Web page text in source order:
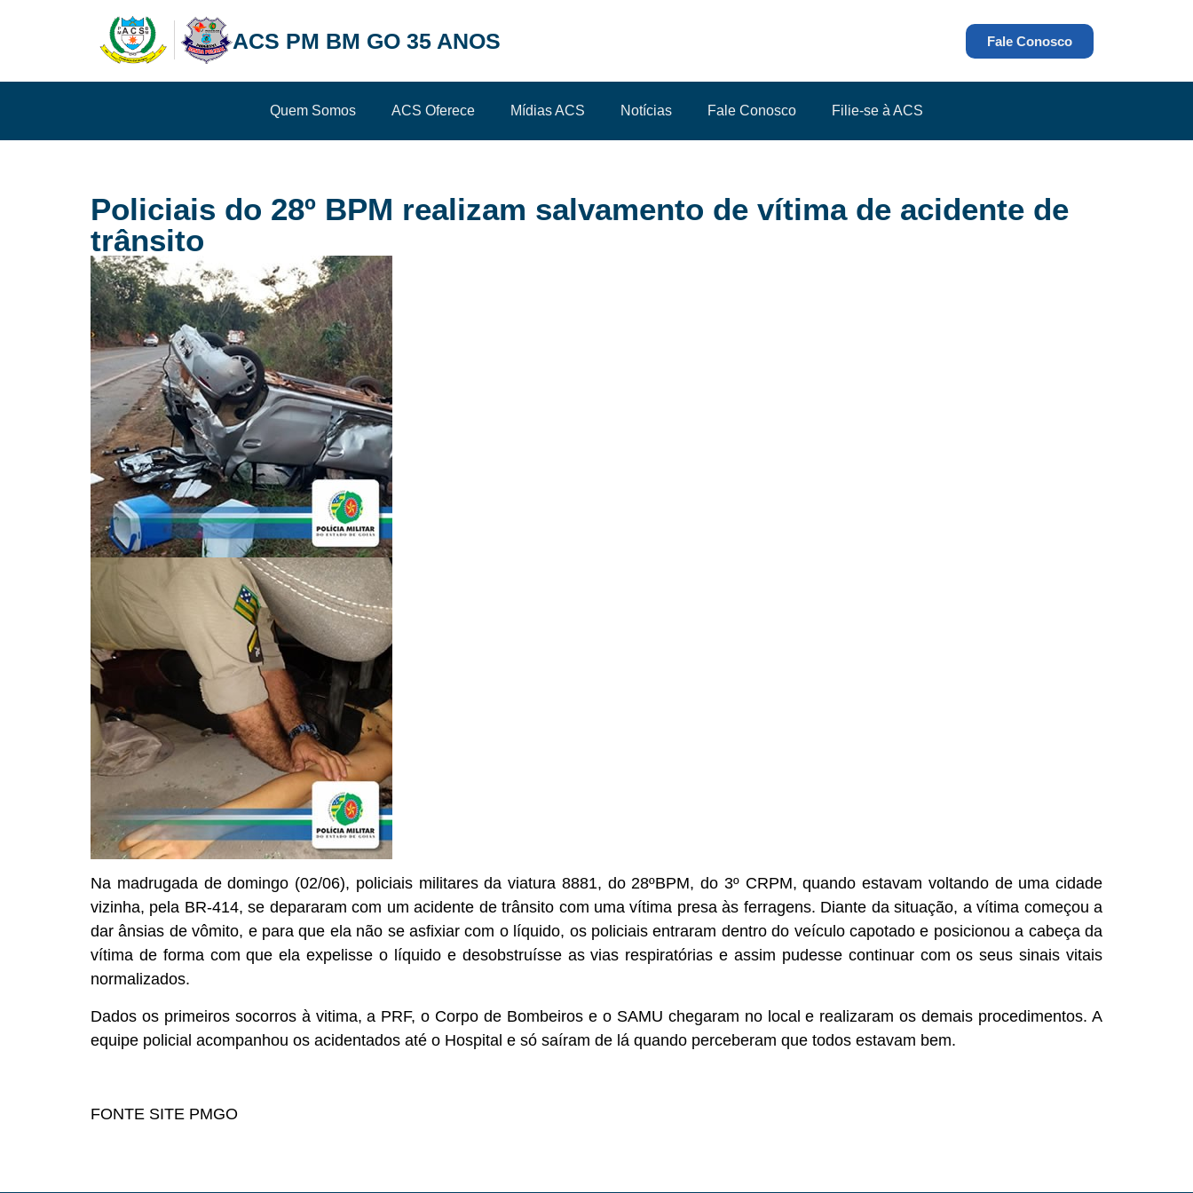
ACS PM BM GO 35 ANOS Fale Conosco
Quem Somos ACS Oferece Mídias ACS Notícias Fale Conosco Filie-se à ACS
Policiais do 28º BPM realizam salvamento de vítima de acidente de
trânsito
Na madrugada de domingo (02/06), policiais militares da viatura 8881, do 28ºBPM, do 3º CRPM, quando estavam voltando de uma cidade
vizinha, pela BR-414, se depararam com um acidente de trânsito com uma vítima presa às ferragens. Diante da situação, a vítima começou a
dar ânsias de vômito, e para que ela não se asfixiar com o líquido, os policiais entraram dentro do veículo capotado e posicionou a cabeça da
vítima de forma com que ela expelisse o líquido e desobstruísse as vias respiratórias e assim pudesse continuar com os seus sinais vitais
normalizados.
Dados os primeiros socorros à vitima, a PRF, o Corpo de Bombeiros e o SAMU chegaram no local e realizaram os demais procedimentos. A
equipe policial acompanhou os acidentados até o Hospital e só saíram de lá quando perceberam que todos estavam bem.
FONTE SITE PMGO